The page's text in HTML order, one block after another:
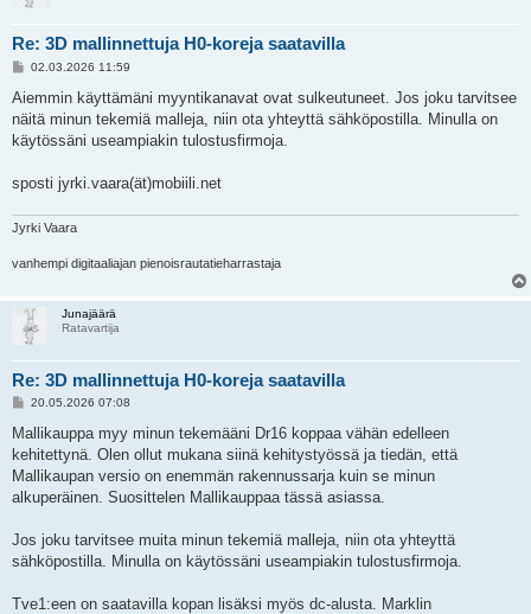
Re: 3D mallinnettuja H0-koreja saatavilla
V
e
t
i
02.03.2026 11:59
Aiemmin käyttämäni myyntikanavat ovat sulkeutuneet. Jos joku tarvitsee
näitä minun tekemiä malleja, niin ota yhteyttä sähköpostilla. Minulla on
käytössäni useampiakin tulostusfirmoja.
sposti jyrki.vaara(ät)mobiili.net
Jyrki Vaara
vanhempi digitaaliajan pienoisrautatieharrastaja
Junajäärä
Ratavartija
Re: 3D mallinnettuja H0-koreja saatavilla
V
e
t
i
20.05.2026 07:08
Mallikauppa myy minun tekemääni Dr16 koppaa vähän edelleen
kehitettynä. Olen ollut mukana siinä kehitystyössä ja tiedän, että
Mallikaupan versio on enemmän rakennussarja kuin se minun
alkuperäinen. Suosittelen Mallikauppaa tässä asiassa.
Jos joku tarvitsee muita minun tekemiä malleja, niin ota yhteyttä
sähköpostilla. Minulla on käytössäni useampiakin tulostusfirmoja.
Tve1:een on saatavilla kopan lisäksi myös dc-alusta. Marklin